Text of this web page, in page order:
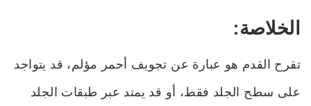
الخلاصة:
تقرح القدم هو عبارة عن تجويف أحمر مؤلم، قد يتواجد
على سطح الجلد فقط، أو قد يمتد عبر طبقات الجلد